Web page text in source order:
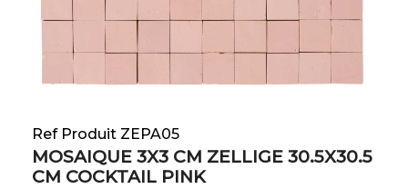
Ref Produit ZEPA05
MOSAIQUE 3X3 CM ZELLIGE 30.5X30.5
CM COCKTAIL PINK